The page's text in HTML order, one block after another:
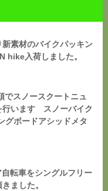
素材のバイクパッキン
hike入荷しました。
でスノースクートニュ
行います スノーバイク
グボードアシッドメタ
転車をシングルフリー
ました。